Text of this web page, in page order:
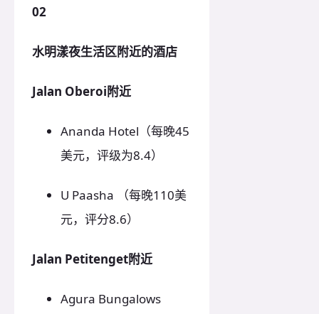
02
水明漾夜生活区附近的酒店
Jalan Oberoi附近
Ananda Hotel（每晚45
美元，评级为8.4）
U Paasha （每晚110美
元，评分8.6）
Jalan Petitenget附近
Agura Bungalows